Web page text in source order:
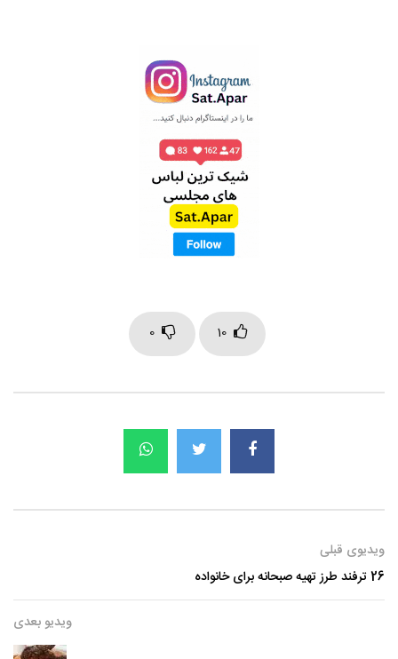
10
0
ویدیوی قبلی
26 ترفند طرز تهیه صبحانه برای خانواده
ویدیو بعدی